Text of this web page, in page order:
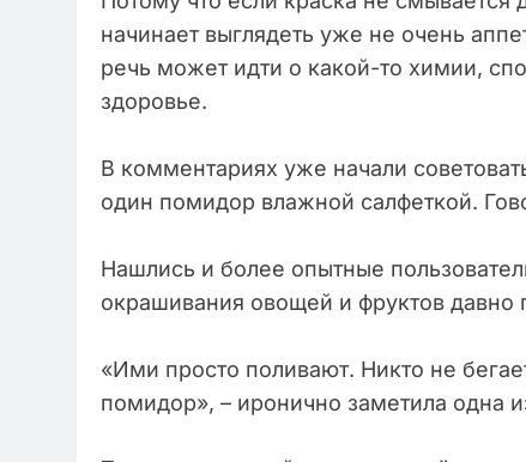
начинает выглядеть уже не очень
речь может идти о какой-то химии,
здоровье.
В комментариях уже начали
один помидор влажной салфеткой.
Нашлись и более опытные
окрашивания овощей и фруктов давно
«Ими просто поливают. Никто не
помидор», – иронично заметила одна